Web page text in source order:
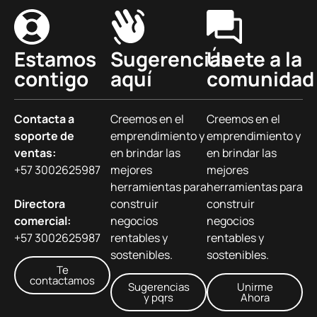
Estamos
contigo
Contacta a
soporte de
ventas:
+57 3002625987
Directora
comercial:
+57 3002625987
Te
contactamos
Sugerencias
aquí
Creemos en el
emprendimiento y
en brindar las
mejores
herramientas para
construir
negocios
rentables y
sostenibles.
Sugerencias
y pqrs
Únete a la
comunidad
Creemos en el
emprendimiento y
en brindar las
mejores
herramientas para
construir
negocios
rentables y
sostenibles.
Unirme
Ahora